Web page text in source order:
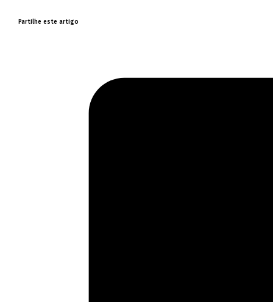
Partilhe este artigo